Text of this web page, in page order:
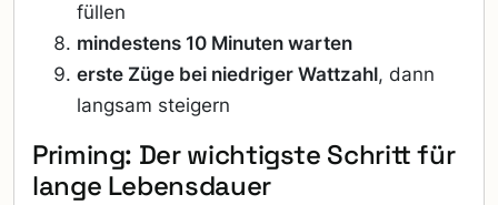
füllen
mindestens 10 Minuten warten
erste Züge bei niedriger Wattzahl, dann
langsam steigern
Priming: Der wichtigste Schritt für
lange Lebensdauer